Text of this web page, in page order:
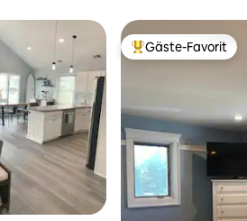
Beliebter Gäste-
Gäste-Favorit